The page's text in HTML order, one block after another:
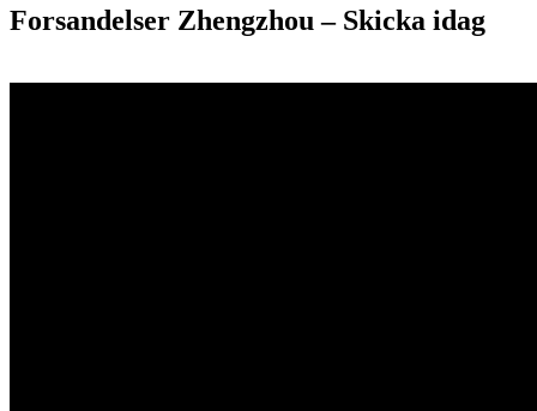
Forsandelser Zhengzhou – Skicka idag